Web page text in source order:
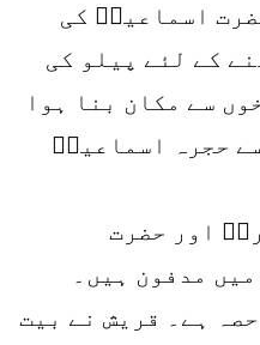
اسماعیلؑ کی
کے لئے پیلو کی
سے مکان بنا ہوا
حجرہ اسماعیلؑ
اور حضرت
مدفون ہیں۔
ہے۔ قریش نے بیت